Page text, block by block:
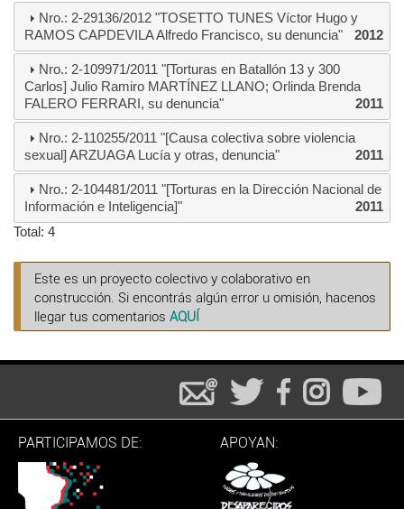
Nro.: 2-29136/2012 "TOSETTO TUNES Víctor Hugo y
RAMOS CAPDEVILA Alfredo Francisco, su denuncia"
2012
Nro.: 2-109971/2011 "[Torturas en Batallón 13 y 300
Carlos] Julio Ramiro MARTÍNEZ LLANO; Orlinda Brenda
FALERO FERRARI, su denuncia"
2011
Nro.: 2-110255/2011 "[Causa colectiva sobre violencia
sexual] ARZUAGA Lucía y otras, denuncia"
2011
Nro.: 2-104481/2011 "[Torturas en la Dirección Nacional de
Información e Inteligencia]"
2011
Total: 4
Este es un proyecto colectivo y colaborativo en
construcción. Si encontrás algún error u omisión, hacenos
llegar tus comentarios AQUÍ
PARTICIPAMOS DE: APOYAN: